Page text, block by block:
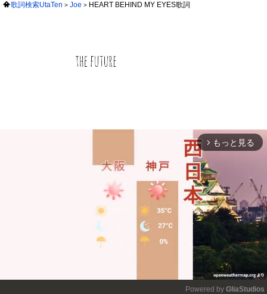
歌詞検索UtaTen Joe HEART BEHIND MY EYES歌詞
arrow_forward_ios もっと見る
Powered by GliaStudios